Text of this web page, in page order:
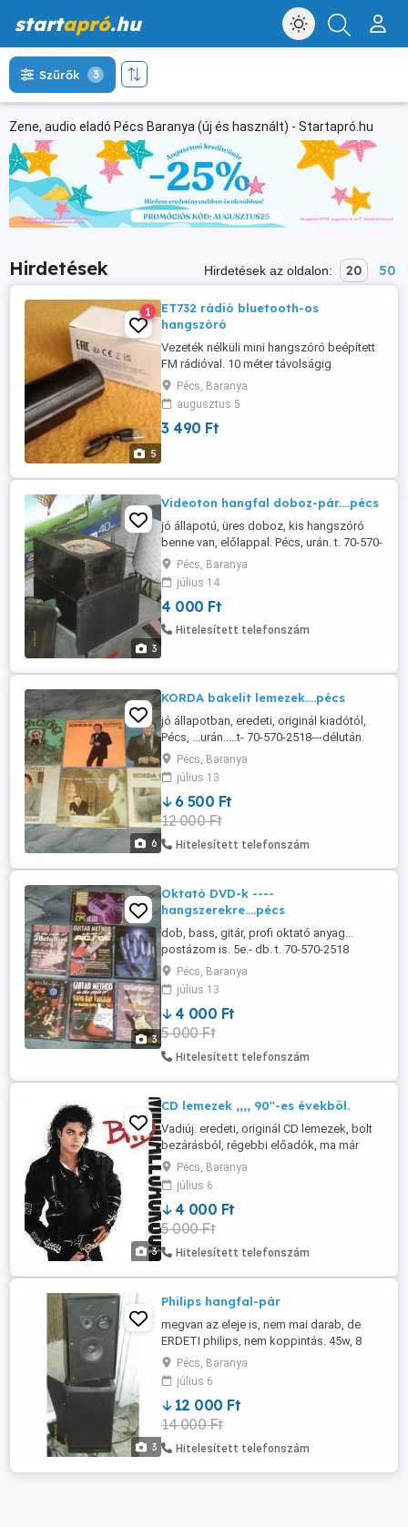
startapró.hu
Zene, audio eladó Pécs Baranya (új és használt) - Startapró.hu
Szűrők 3
Hirdetések Hirdetések az oldalon: 20 50
5
1
ET732 rádió bluetooth-os
hangszóró
Vezeték nélküli mini hangszóró beépített
FM rádióval. 10 méter távolságig
csatlakoztatható okostelefonhoz,
tablethez, számítógéphez Bluetooth 5.1
technológiával. Csatlakoztatható MP3
lejátszóhoz is vagy bármilyen eszközhöz
Pécs, Baranya
augusztus 5
3 490 Ft
3
Videoton hangfal doboz-pár....pécs
jó állapotú, üres doboz, kis hangszóró
benne van, előlappal. Pécs, urán. t. 70-570-
2518 ----délután.. u.i. van philips is, UA.
méret, hibátlan működés.
Pécs, Baranya
július 14
4 000 Ft
Hitelesített telefonszám
6
KORDA bakelit lemezek....pécs
jó állapotban, eredeti, originál kiadótól,
Pécs, ...urán.....t- 70-570-2518---délután.
6,5e.-ft per db.
Pécs, Baranya
július 13
6 500 Ft
12 000 Ft
Hitelesített telefonszám
3
Oktató DVD-k ----
hangszerekre....pécs
dob, bass, gitár, profi oktató anyag...
postázom is. 5e.- db. t. 70-570-2518
Pécs, Baranya
július 13
4 000 Ft
5 000 Ft
Hitelesített telefonszám
3
CD lemezek ,,,, 90"-es évekböl.
Vadiúj. eredeti, originál CD lemezek, bolt
bezárásból, régebbi előadók, ma már
fellelhetetlen albumok, pécsen
személyesen, vagy postázom is. a listáért
---túl hosszú---kérem menjen rá a jófogás
CD szekcióba, ott a teljes választék.
ár,4e.-ft db, ,,,több db-nál kedvezmény. t.
70-570-2518---dél ...
Pécs, Baranya
július 6
4 000 Ft
5 000 Ft
Hitelesített telefonszám
3
Philips hangfal-pár
megvan az eleje is, nem mai darab, de
ERDETI philips, nem koppintás. 45w, 8
ohm. közepes méret, jó hang. pécs.
Pécs, Baranya
július 6
12 000 Ft
14 000 Ft
Hitelesített telefonszám